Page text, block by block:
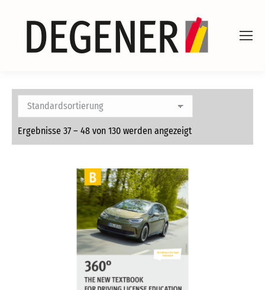
Ergebnisse 37 – 48 von 130 werden angezeigt